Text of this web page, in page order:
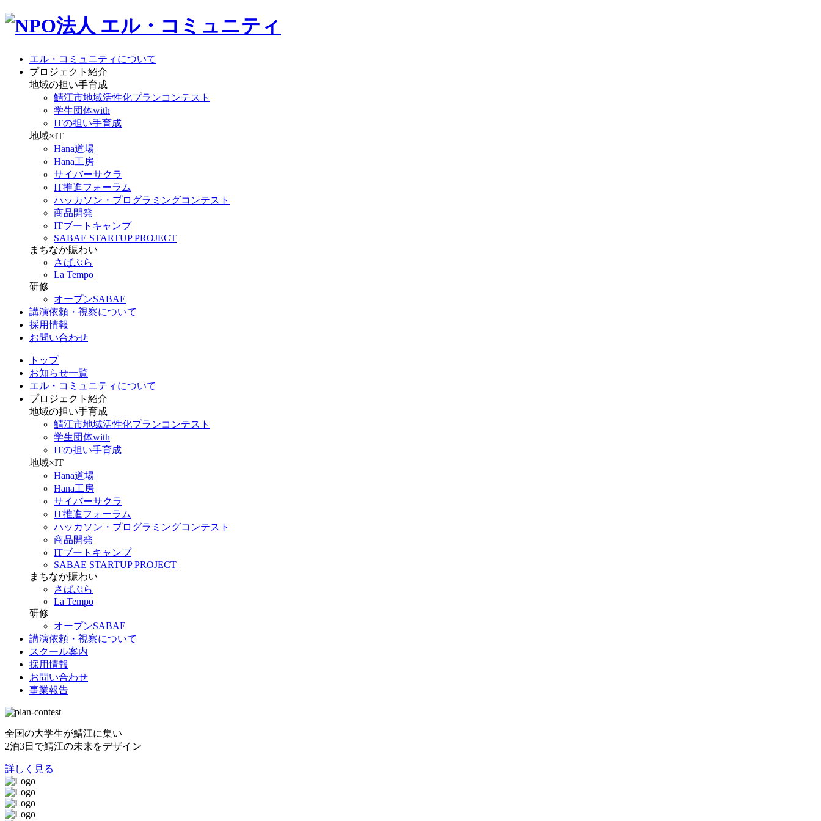
エル・コミュニティについて
プロジェクト紹介
地域の担い手育成
鯖江市地域活性化プランコンテスト
学生団体with
ITの担い手育成
地域×IT
Hana道場
Hana工房
サイバーサクラ
IT推進フォーラム
ハッカソン・プログラミングコンテスト
商品開発
ITブートキャンプ
SABAE STARTUP PROJECT
まちなか賑わい
さばぷら
La Tempo
研修
オープンSABAE
講演依頼・視察について
採用情報
お問い合わせ
トップ
お知らせ一覧
エル・コミュニティについて
プロジェクト紹介
地域の担い手育成
鯖江市地域活性化プランコンテスト
学生団体with
ITの担い手育成
地域×IT
Hana道場
Hana工房
サイバーサクラ
IT推進フォーラム
ハッカソン・プログラミングコンテスト
商品開発
ITブートキャンプ
SABAE STARTUP PROJECT
まちなか賑わい
さばぷら
La Tempo
研修
オープンSABAE
講演依頼・視察について
スクール案内
採用情報
お問い合わせ
事業報告
全国の大学生が鯖江に集い
2泊3日で鯖江の未来をデザイン
詳しく見る